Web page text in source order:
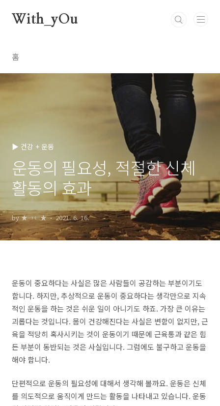
With_yOu
홈
▶ 건강 + 운동
운동의 필요성, 적절한 신체
활동의 효과
by ★→←★ 2021. 6. 16.
운동이 중요하다는 사실은 많은 사람들이 공감하는 부분이기도
합니다. 하지만, 추상적으로 운동이 중요하다는 생각만으로 지속
적인 운동을 하는 것은 쉬운 일이 아니기도 하죠. 가장 큰 이유는
괴롭다는 것입니다. 몸이 건강해진다는 사실은 변함이 없지만, 근
육을 적당히 혹사시키는 것이 운동이기 때문에 근육통과 같은 힘
든 부분이 동반되는 것은 사실입니다. 그럼에도 불구하고 운동을
해야 합니다.
단편적으로 운동의 필요성에 대해서 생각해 볼까요. 운동은 신체
를 의도적으로 움직이게 만드는 활동을 나타내고 있습니다. 운동